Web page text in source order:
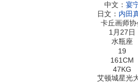
中文： 宴
日文： 内田
卡丘画师协
1月27日
水瓶座
19
161CM
47KG
艾顿城星光